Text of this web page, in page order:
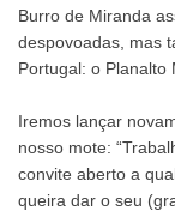
Burro de Miranda
despovoadas, mas
Portugal: o Planalto
Iremos lançar
nosso mote:
convite aberto a
queira dar o seu